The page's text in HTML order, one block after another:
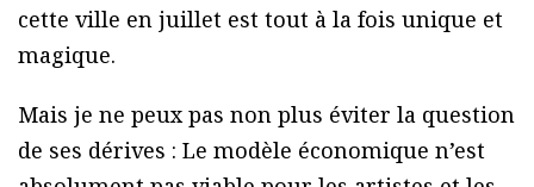
cette ville en juillet est tout à la fois unique et
magique.
Mais je ne peux pas non plus éviter la question
de ses dérives : Le modèle économique n’est